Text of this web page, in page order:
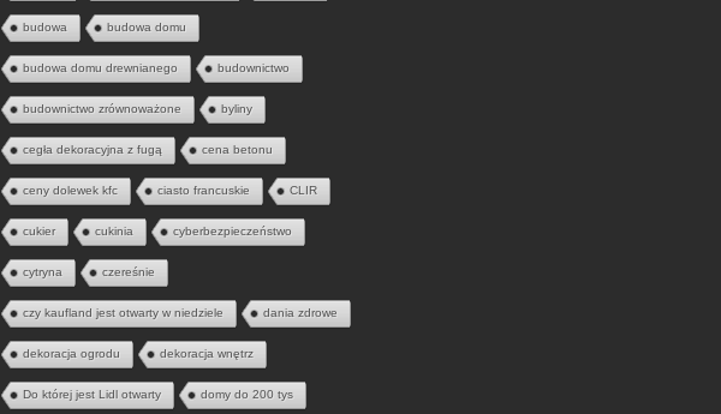
budowa budowa domu
budowa domu drewnianego budownictwo
budownictwo zrównoważone byliny
cegła dekoracyjna z fugą cena betonu
ceny dolewek kfc ciasto francuskie CLIR
cukier cukinia cyberbezpieczeństwo
cytryna czereśnie
czy kaufland jest otwarty w niedziele dania zdrowe
dekoracja ogrodu dekoracja wnętrz
Do której jest Lidl otwarty domy do 200 tys